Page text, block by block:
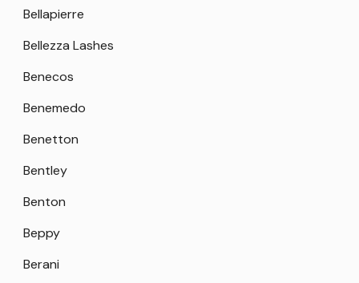
Bellapierre
Bellezza Lashes
Benecos
Benemedo
Benetton
Bentley
Benton
Beppy
Berani